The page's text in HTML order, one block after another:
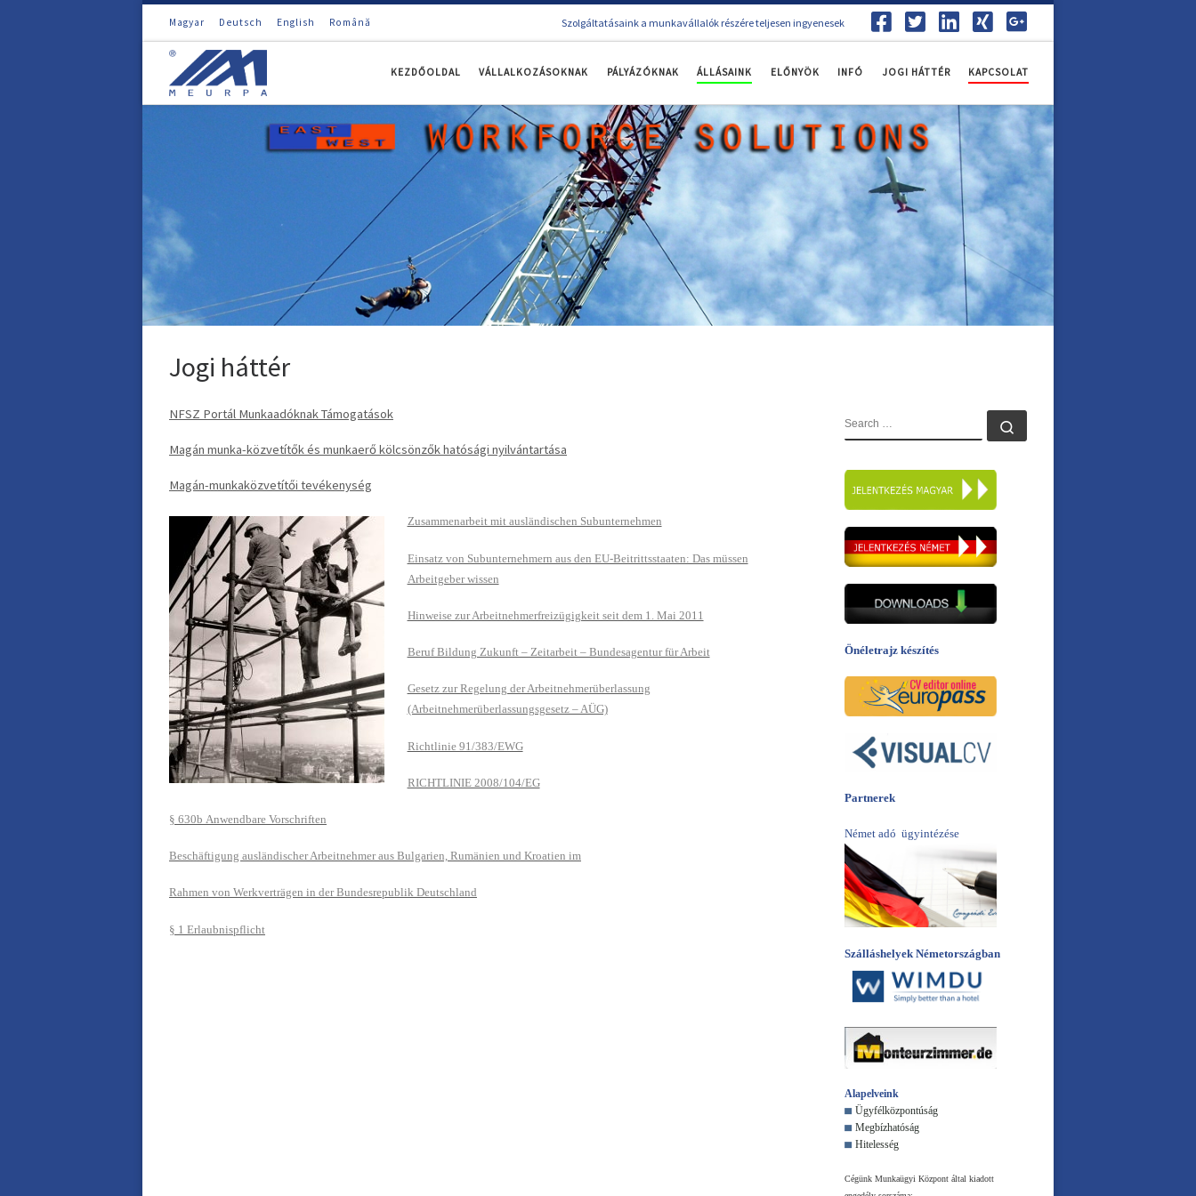
Magyar Deutsch English Română Szolgáltatásaink a munkavállalók részére teljesen ingyenesek
KEZDŐOLDAL VÁLLALKOZÁSOKNAK PÁLYÁZÓKNAK ÁLLÁSAINK ELŐNYÖK INFÓ JOGI HÁTTÉR KAPCSOLAT
Jogi háttér
NFSZ Portál Munkaadóknak Támogatások
Magán munka-közvetítők és munkaerő kölcsönzők hatósági nyilvántartása
Magán-munkaközvetítői tevékenység
Zusammenarbeit mit ausländischen Subunternehmen
Einsatz von Subunternehmern aus den EU-Beitrittsstaaten: Das müssen
Arbeitgeber wissen
Hinweise zur Arbeitnehmerfreizügigkeit seit dem 1. Mai 2011
Beruf Bildung Zukunft – Zeitarbeit – Bundesagentur für Arbeit
Gesetz zur Regelung der Arbeitnehmerüberlassung
(Arbeitnehmerüberlassungsgesetz – AÜG)
Richtlinie 91/383/EWG
RICHTLINIE 2008/104/EG
§ 630b Anwendbare Vorschriften
Beschäftigung ausländischer Arbeitnehmer aus Bulgarien, Rumänien und Kroatien im
Rahmen von Werkverträgen in der Bundesrepublik Deutschland
§ 1 Erlaubnispflicht
Önéletrajz készítés
Partnerek
Német adó ügyintézése
Szálláshelyek Németországban
Alapelveink
Ügyfélközpontúság
Megbízhatóság
Hitelesség
Cégünk Munkaügyi Központ által kiadott